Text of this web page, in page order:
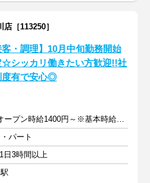
［113250］
客・調理】10月中旬勤務開始
☆シッカリ働きたい方歓迎!!社
度有で安心◎
12/31迄はオープン時給1400円～※基本時給1250円～
パート
日3時間以上